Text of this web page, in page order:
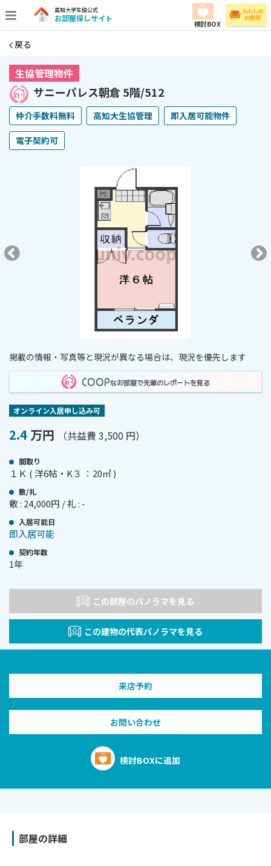
高知大学生協公式
お部屋探しサイト
検討BOX
戻る
生協管理物件
サニーパレス朝倉 5階/512
仲介手数料無料 高知大生協管理 即入居可能物件
電子契約可
掲載の情報・写真等と現況が異なる場合は、現況を優先します
COOPなお部屋で先輩のレポートを見る
オンライン⼊居申し込み可
2.4 万円 （共益費 3,500 円）
間取り
１Ｋ ( 洋6帖・K３ ：20㎡ )
敷/礼
敷 : 24,000円 / 礼 : -
⼊居可能⽇
即入居可能
契約年数
1年
この部屋のパノラマを見る
この建物の代表パノラマを見る
来店予約
お問い合わせ
検討BOXに追加
部屋の詳細